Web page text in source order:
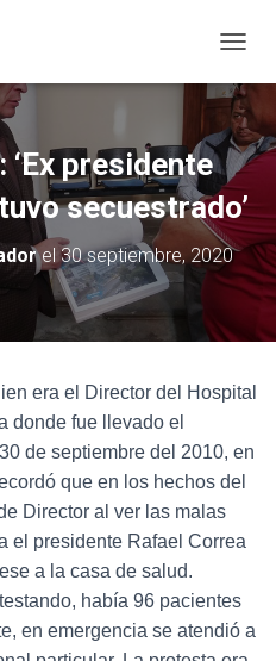
‘Ex presidente
secuestrado’
el 30 septiembre, 2020
era el Director del Hospital
donde fue llevado el
de septiembre del 2010, en
que en los hechos del
Director al ver las malas
el presidente Rafael Correa
a la casa de salud.
había 96 pacientes
en emergencia se atendió a